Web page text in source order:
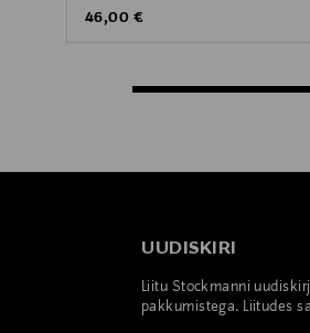
Original Price
46,00 €
UUDISKIRI
Liitu Stockmanni
pakkumistega. Liitudes